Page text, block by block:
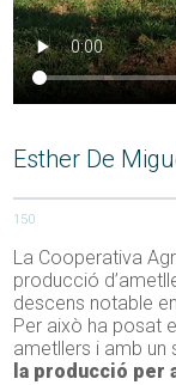
Esther De
150
La Cooperativa
producció
descens notable
Per això ha posat
ametllers i amb un
la producció per